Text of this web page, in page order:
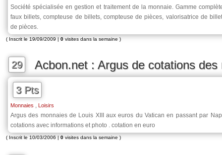
Société spécialisée en gestion et traitement de la monnaie. Gamme
faux billets, compteuse de billets, compteuse de pièces, valorisatrice de
de pièces.
( Inscrit le 19/09/2009 | 0 visites dans la semaine )
29 Acbon.net : Argus de cotations des
3 Pts
Monnaies , Loisirs
Argus des monnaies de Louis XIII aux euros du Vatican en passant par
cotations avec informations et photo . cotation en euro
( Inscrit le 10/03/2006 | 0 visites dans la semaine )